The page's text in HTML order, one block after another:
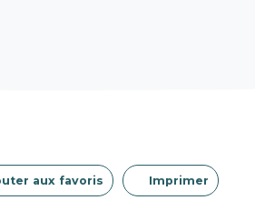
aux favoris Imprimer